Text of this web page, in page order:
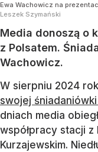
Ewa Wachowicz na
Leszek Szymański
Media donoszą o
z Polsatem.
Wachowicz.
W sierpniu 2024
swojej
dniach media
współpracy stacji
Kurzajewskim.